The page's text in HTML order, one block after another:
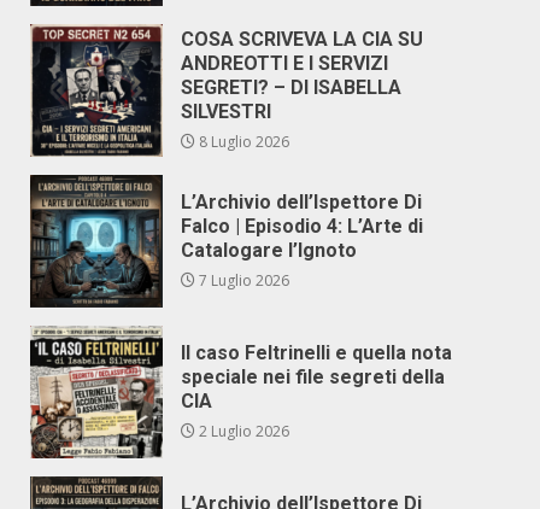
COSA SCRIVEVA LA CIA SU
ANDREOTTI E I SERVIZI
SEGRETI? – DI ISABELLA
SILVESTRI
8 Luglio 2026
L’Archivio dell’Ispettore Di
Falco | Episodio 4: L’Arte di
Catalogare l’Ignoto
7 Luglio 2026
Il caso Feltrinelli e quella nota
speciale nei file segreti della
CIA
2 Luglio 2026
L’Archivio dell’Ispettore Di